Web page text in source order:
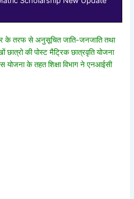
के तरफ से अनुसूचित जाति-जनजाति तथा
छात्रो की पोस्ट मैट्रिक छात्रवृति योजना
योजना के तहत शिक्षा विभाग ने एनआईसी